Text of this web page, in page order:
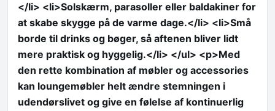
</li> <li>Solskærm, parasoller eller baldakiner for
at skabe skygge på de varme dage.</li> <li>Små
borde til drinks og bøger, så aftenen bliver lidt
mere praktisk og hyggelig.</li> </ul> <p>Med
den rette kombination af møbler og accessories
kan loungemøbler helt ændre stemningen i
udendørslivet og give en følelse af kontinuerlig